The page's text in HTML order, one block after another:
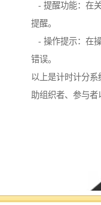
- 提醒功能：在
提醒。
- 操作提示：在
错误。
以上是计时计分
助组织者、参与者